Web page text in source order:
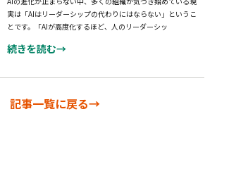
実は「AIはリーダーシップの代わりにはならない」というこ
とです。「AIが高度化するほど、人のリーダーシッ
続きを読む→
記事一覧に戻る→